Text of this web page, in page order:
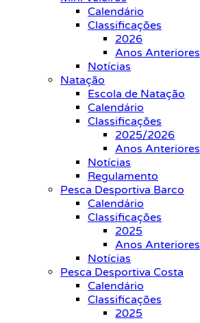
Calendário
Classificações
2026
Anos Anteriores
Notícias
Natação
Escola de Natação
Calendário
Classificações
2025/2026
Anos Anteriores
Notícias
Regulamento
Pesca Desportiva Barco
Calendário
Classificações
2025
Anos Anteriores
Notícias
Pesca Desportiva Costa
Calendário
Classificações
2025